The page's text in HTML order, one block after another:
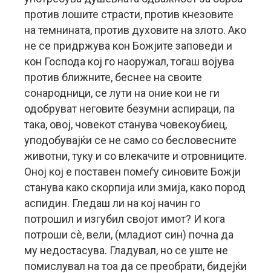
против лошите страсти, против кнезовите
на темнината, против духовите на злото. Ако
не се придржува кон Божјите заповеди и
кон Господа кој го наоружал, тогаш војува
против ближните, беснее на своите
сонародници, се лути на оние кои не ги
одобруват неговите безумни аспираци, па
така, овој, човекот станува човекоубиец,
уподобувајќи се не само со бесловесните
животни, туку и со влекачите и отровниците.
Оној кој е поставен помеѓу синовите Божји
станува како скорпија или змија, како пород
аспидин. Гледаш ли на кој начин го
потрошил и изгубил својот имот? И кога
потроши сè, вели, (младиот син) почна да
му недостасува. Гладувал, но се уште не
помислувал на тоа да се преобрати, бидејќи